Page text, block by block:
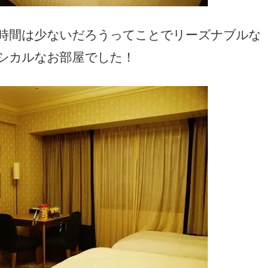
間は少ないだろうってことでリーズナブルな
カルなお部屋でした！